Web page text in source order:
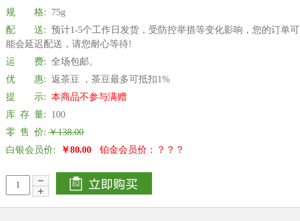
规 格:
75g
配 送: 预计1-5个工作日发货，受防控举措等变化影响，您的订单可
能会延迟配送，请您耐心等待!
运 费: 全场包邮。
优 惠: 返茶豆 ，茶豆最多可抵扣1%
提 示: 本商品不参与满赠
库 存 量:
100
零 售 价: ￥138.00
白银会员价:
￥80.00 铂金会员价：？？？